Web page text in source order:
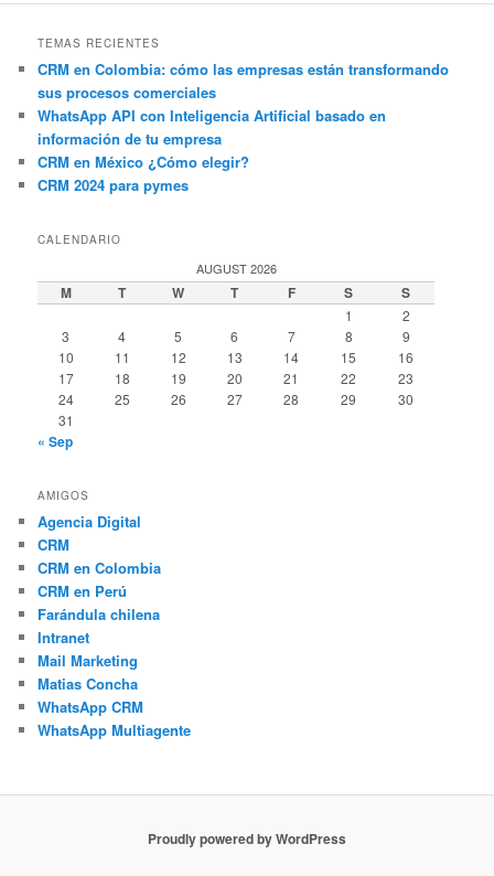
TEMAS RECIENTES
CRM en Colombia: cómo las empresas están transformando
sus procesos comerciales
WhatsApp API con Inteligencia Artificial basado en
información de tu empresa
CRM en México ¿Cómo elegir?
CRM 2024 para pymes
CALENDARIO
AUGUST 2026
M T W T F S S
1
2
3
4 5 6 7 8
9
10
11 12 13 14 15
16
17
18 19 20 21 22
23
24
25 26 27 28 29
30
31
« Sep
AMIGOS
Agencia Digital
CRM
CRM en Colombia
CRM en Perú
Farándula chilena
Intranet
Mail Marketing
Matias Concha
WhatsApp CRM
WhatsApp Multiagente
Proudly powered by WordPress